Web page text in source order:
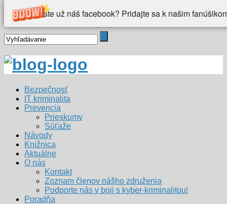
Videli ste už náš facebook? Pridajte sa k našim
Bezpečnosť
IT kriminalita
Prevencia
Prieskumy
Súťaže
Návody
Knižnica
Aktuálne
O nás
Kontakt
Zoznam členov nášho združenia
Podporte nás v boji s kyber-kriminalitou!
Poradňa